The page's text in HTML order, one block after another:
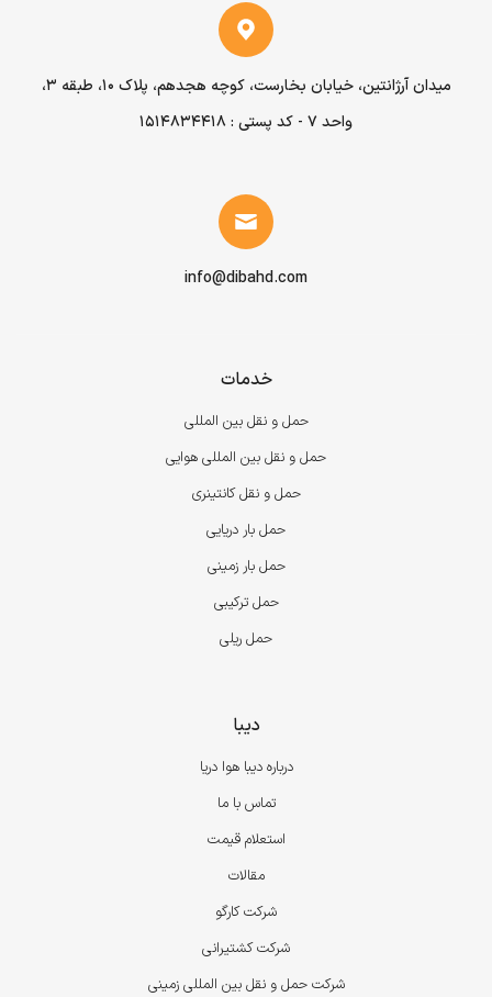
میدان آرژانتین، خیابان بخارست، کوچه هجدهم، پلاک ۱۰، طبقه ۳،
واحد ۷ - کد پستی : 1514834418
info@dibahd.com
خدمات
حمل و نقل بین المللی
حمل و نقل بین المللی هوایی
حمل و نقل کانتینری
حمل بار دریایی
حمل بار زمینی
حمل ترکیبی
حمل ریلی
دیبا
درباره دیبا هوا دریا
تماس با ما
استعلام قیمت
مقالات
شرکت کارگو
شرکت کشتیرانی
شرکت حمل و نقل بین المللی زمینی